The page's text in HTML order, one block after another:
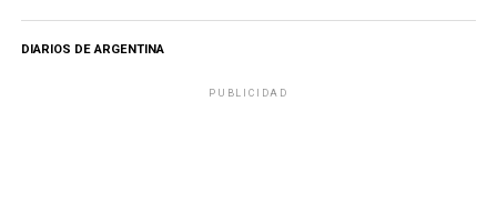
DIARIOS DE ARGENTINA
PUBLICIDAD